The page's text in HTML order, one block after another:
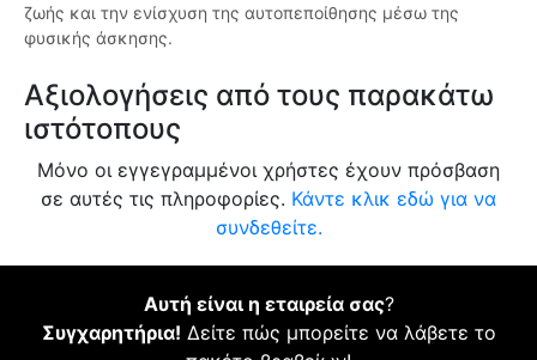
ζωής και την ενίσχυση της αυτοπεποίθησης μέσω της
φυσικής άσκησης.
Αξιολογήσεις από τους παρακάτω
ιστότοπους
Μόνο οι εγγεγραμμένοι χρήστες έχουν πρόσβαση
σε αυτές τις πληροφορίες. Κάντε κλικ εδώ για να
συνδεθείτε.
Αυτή είναι η εταιρεία σας?
Συγχαρητήρια! Δείτε πώς μπορείτε να λάβετε το